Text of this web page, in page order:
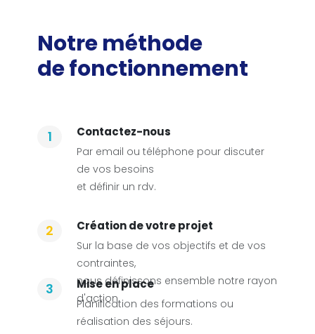
Notre méthode
de fonctionnement
1 Contactez-nous
Par email ou téléphone pour discuter
de vos besoins
et définir un rdv.
2 Création de votre projet
Sur la base de vos objectifs et de vos
contraintes,
nous définissons ensemble notre rayon
d'action.
3 Mise en place
Planification des formations ou
réalisation des séjours.